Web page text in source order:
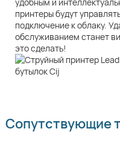
удобным и
принтеры будут
подключение к облаку.
обслуживанием станет
это сделать!
Сопутствующие